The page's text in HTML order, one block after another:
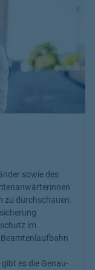
sowie des
innen
zu durchschauen.
im
es die Genau-